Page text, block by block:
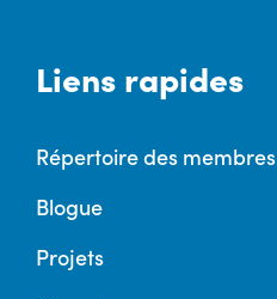
Liens rapides
Répertoire des membres
Blogue
Projets